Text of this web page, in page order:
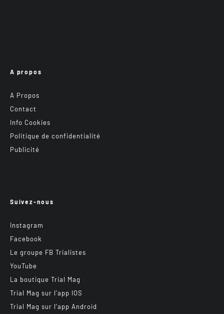
A propos
A Propos
Contact
Info Cookies
Politique de confidentialité
Publicité
Suivez-nous
Instagram
Facebook
Le groupe FB Trialistes
YouTube
La boutique Trial Mag
Trial Mag sur l’app IOS
Trial Mag sur l’app Android